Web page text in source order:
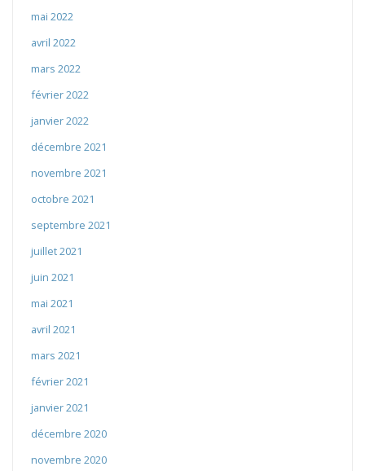
mai 2022
avril 2022
mars 2022
février 2022
janvier 2022
décembre 2021
novembre 2021
octobre 2021
septembre 2021
juillet 2021
juin 2021
mai 2021
avril 2021
mars 2021
février 2021
janvier 2021
décembre 2020
novembre 2020